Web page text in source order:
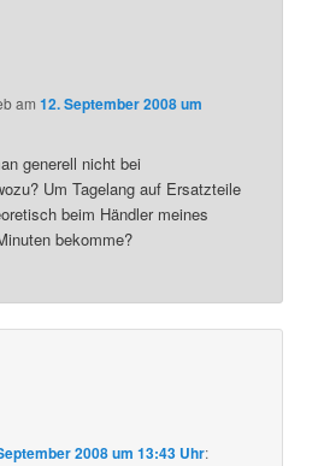
am12. September 2008 um
generell nicht bei
Um Tagelang auf Ersatzteile
beim Händler meines
bekomme?
2008 um 13:43 Uhr: